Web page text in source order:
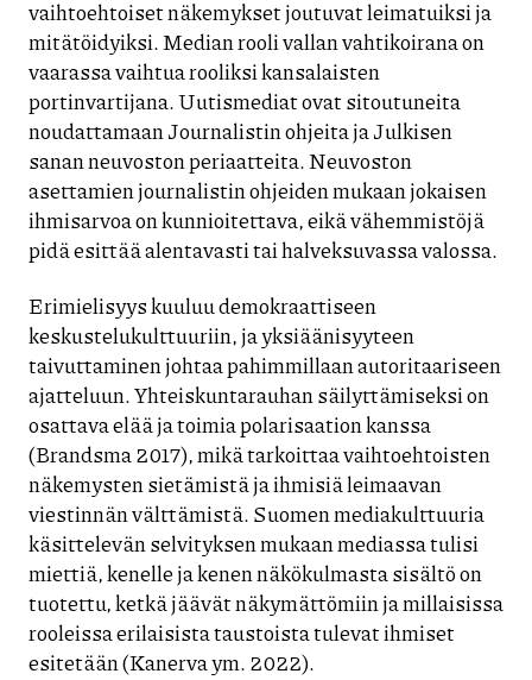
vaihtoehtoiset näkemykset joutuvat leimatuiksi ja
mitätöidyiksi. Median rooli vallan vahtikoirana on
vaarassa vaihtua rooliksi kansalaisten
portinvartijana. Uutismediat ovat sitoutuneita
noudattamaan Journalistin ohjeita ja Julkisen
sanan neuvoston periaatteita. Neuvoston
asettamien journalistin ohjeiden mukaan jokaisen
ihmisarvoa on kunnioitettava, eikä vähemmistöjä
pidä esittää alentavasti tai halveksuvassa valossa.
Erimielisyys kuuluu demokraattiseen
keskustelukulttuuriin, ja yksiäänisyyteen
taivuttaminen johtaa pahimmillaan autoritaariseen
ajatteluun. Yhteiskuntarauhan säilyttämiseksi on
osattava elää ja toimia polarisaation kanssa
(Brandsma 2017), mikä tarkoittaa vaihtoehtoisten
näkemysten sietämistä ja ihmisiä leimaavan
viestinnän välttämistä. Suomen mediakulttuuria
käsittelevän selvityksen mukaan mediassa tulisi
miettiä, kenelle ja kenen näkökulmasta sisältö on
tuotettu, ketkä jäävät näkymättömiin ja millaisissa
rooleissa erilaisista taustoista tulevat ihmiset
esitetään (Kanerva ym. 2022).